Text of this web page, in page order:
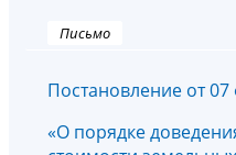
Письмо
Постановление от
«О порядке